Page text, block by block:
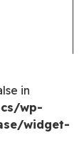
in
wp-
widget-